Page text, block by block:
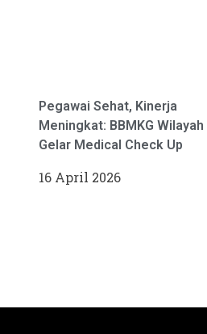
Pegawai Sehat, Kinerja
Meningkat: BBMKG Wilayah II
Gelar Medical Check Up
16 April 2026